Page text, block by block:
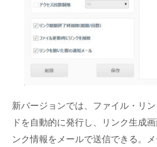
新バージョンでは、ファイル・リ
ドを自動的に発行し、リンク生成
ンク情報をメールで送信できる。